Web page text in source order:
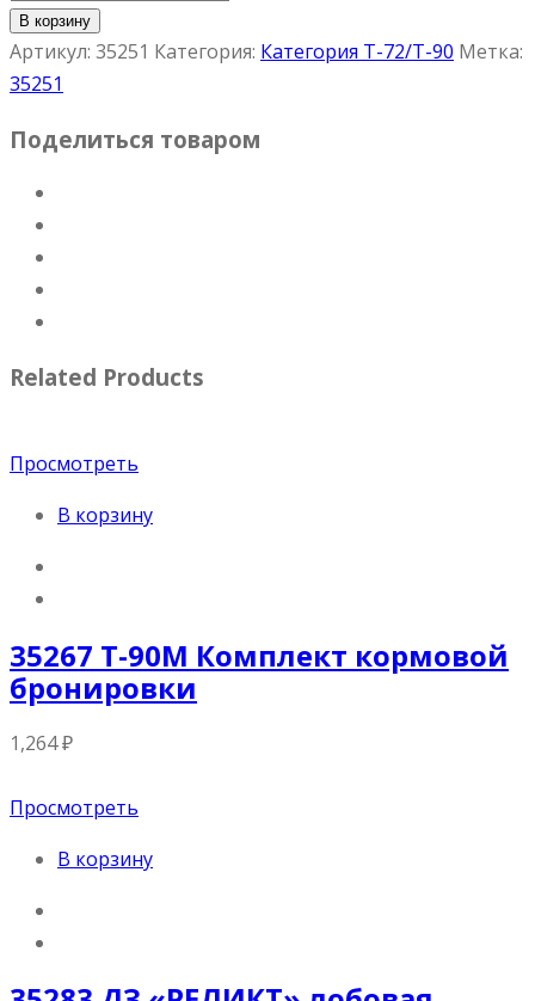
В корзину
Артикул: 35251 Категория: Категория T-72/T-90 Метка:
35251
Поделиться товаром
Related Products
Просмотреть
В корзину
35267 Т-90М Комплект кормовой
бронировки
1,264₽
Просмотреть
В корзину